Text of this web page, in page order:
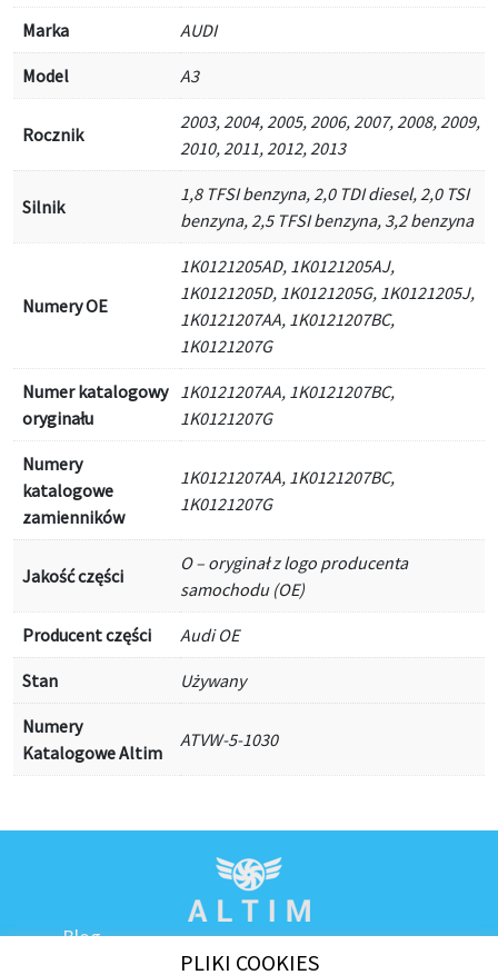
Marka AUDI
Model A3
Rocznik
2003, 2004, 2005, 2006, 2007, 2008, 2009,
2010, 2011, 2012, 2013
Silnik
1,8 TFSI benzyna, 2,0 TDI diesel, 2,0 TSI
benzyna, 2,5 TFSI benzyna, 3,2 benzyna
Numery OE
1K0121205AD, 1K0121205AJ,
1K0121205D, 1K0121205G, 1K0121205J,
1K0121207AA, 1K0121207BC,
1K0121207G
Numer katalogowy
oryginału
1K0121207AA, 1K0121207BC,
1K0121207G
Numery
katalogowe
zamienników
1K0121207AA, 1K0121207BC,
1K0121207G
Jakość części
O – oryginał z logo producenta
samochodu (OE)
Producent części Audi OE
Stan Używany
Numery
Katalogowe Altim
ATVW-5-1030
Blog
PLIKI COOKIES